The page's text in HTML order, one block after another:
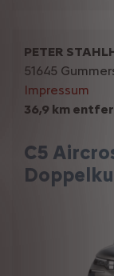
36,9 km
C5
PETER
51645
Impressum